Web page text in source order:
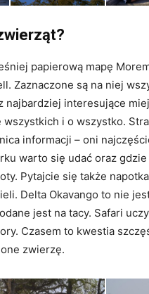
papierową mapę
Zaznaczone są na niej
najbardziej interesujące
wszystkich i o wszystko.
informacji – oni
warto się udać oraz
Pytajcie się także
Delta Okavango to nie
jest na tacy. Safari uczy
Czasem to kwestia
zwierzę.